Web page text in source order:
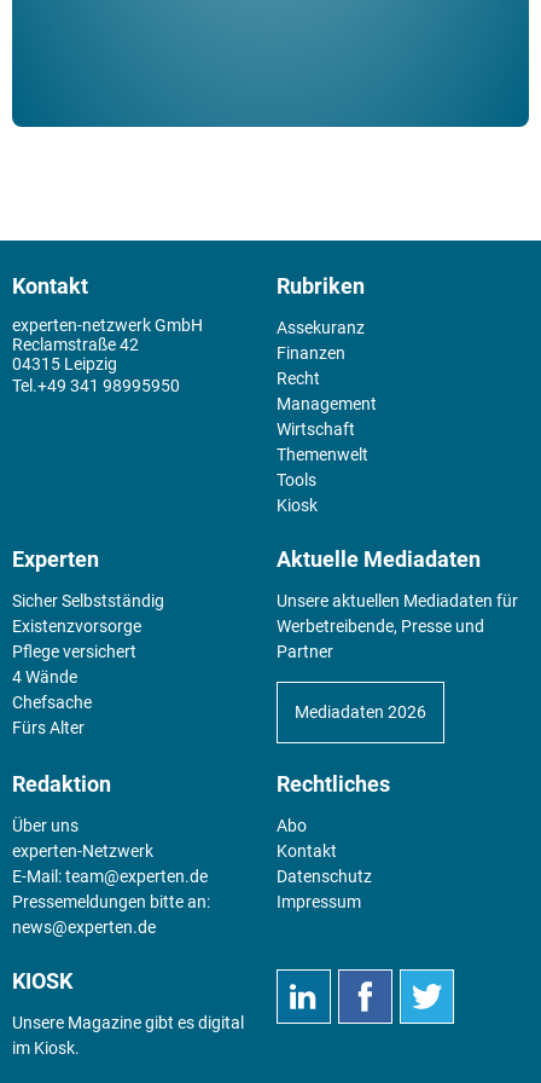
Kontakt
experten-netzwerk GmbH
Reclamstraße 42
04315 Leipzig
+49 341 98995950
Rubriken
Assekuranz
Finanzen
Recht
Management
Wirtschaft
Themenwelt
Tools
Kiosk
Experten
Sicher Selbstständig
Existenz­vorsorge
Pflege versichert
4 Wände
Chefsache
Fürs Alter
Aktuelle Mediadaten
Unsere aktuellen Mediadaten für
Werbetreibende, Presse und
Partner
Mediadaten 2026
Redaktion
Über uns
experten-Netzwerk
E-Mail:team@experten.de
Pressemeldungen bitte an:
news@experten.de
Rechtliches
Abo
Kontakt
Datenschutz
Impressum
KIOSK
Unsere Magazine gibt es digital
im Kiosk.